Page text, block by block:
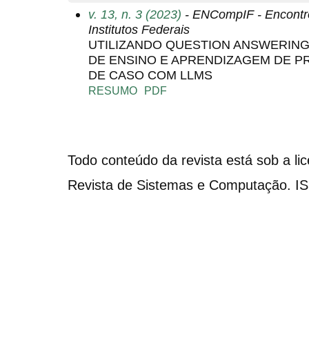
v. 13, n. 3 (2023) - ENCompIF -
Institutos Federais
UTILIZANDO QUESTION
DE ENSINO E APRENDIZAGEM DE
DE CASO COM LLMS
RESUMO PDF
Todo conteúdo da revista está sob a
Revista de Sistemas e Computação.